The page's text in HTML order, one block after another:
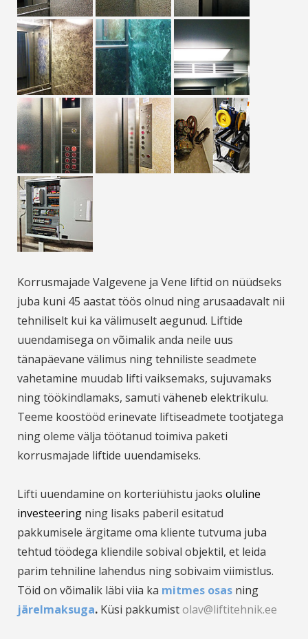
Korrusmajade Valgevene ja Vene liftid on nüüdseks
juba kuni 45 aastat töös olnud ning arusaadavalt nii
tehniliselt kui ka välimuselt aegunud. Liftide
uuendamisega on võimalik anda neile uus
tänapäevane välimus ning tehniliste seadmete
vahetamine muudab lifti vaiksemaks, sujuvamaks
ning töökindlamaks, samuti väheneb elektrikulu.
Teeme koostööd erinevate liftiseadmete tootjatega
ning oleme välja töötanud toimiva paketi
korrusmajade liftide uuendamiseks.
Lifti uuendamine on korteriühistu jaoks oluline
investeering ning lisaks paberil esitatud
pakkumisele ärgitame oma kliente tutvuma juba
tehtud töödega kliendile sobival objektil, et leida
parim tehniline lahendus ning sobivaim viimistlus.
Töid on võimalik läbi viia ka mitmes osas ning
järelmaksuga. Küsi pakkumistolav@liftitehnik.ee